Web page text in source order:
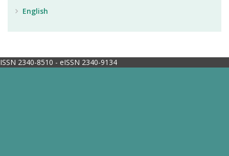
English
ISSN 2340-8510 - eISSN 2340-9134